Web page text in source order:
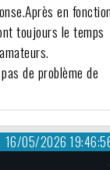
en fonction
toujours le temps
de problème de
16/05/2026